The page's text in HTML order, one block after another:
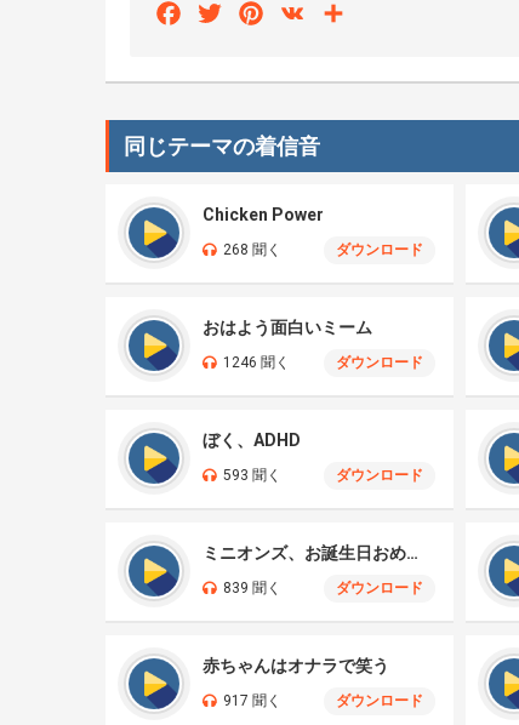
FacebookTwitterPinterest
VK
同じテーマの着信音
Chicken Power
268 聞く ダウンロード
おはよう面白いミーム
1246 聞く ダウンロード
ぼく、ADHD
593 聞く ダウンロード
ミニオンズ、お誕生日おめでとう
839 聞く ダウンロード
赤ちゃんはオナラで笑う
917 聞く ダウンロード